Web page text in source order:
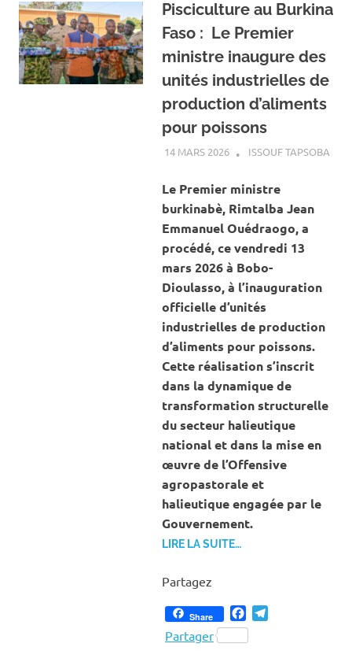
Pisciculture au Burkina
Faso : Le Premier
ministre inaugure des
unités industrielles de
production d’aliments
pour poissons
14 MARS 2026 ISSOUF TAPSOBAA
Le Premier ministre
burkinabè, Rimtalba Jean
Emmanuel Ouédraogo, a
procédé, ce vendredi 13
mars 2026 à Bobo-
Dioulasso, à l’inauguration
officielle d’unités
industrielles de production
d’aliments pour poissons.
Cette réalisation s’inscrit
dans la dynamique de
transformation structurelle
du secteur halieutique
national et dans la mise en
œuvre de l’Offensive
agropastorale et
halieutique engagée par le
Gouvernement.
LIRE LA SUITE…
Partagez
Share Facebook
Partager